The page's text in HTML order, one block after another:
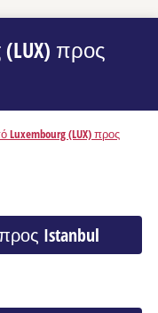
προς
Luxembourg (LUX) προς
Istanbul